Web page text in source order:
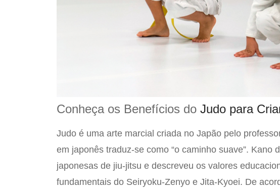
Conheça os Benefícios do Judo para
Judo é uma arte marcial criada no Japão pelo
em japonês traduz-se como “o caminho suave”.
japonesas de jiu-jitsu e descreveu os valores
fundamentais do Seiryoku-Zenyo e Jita-Kyoei. De